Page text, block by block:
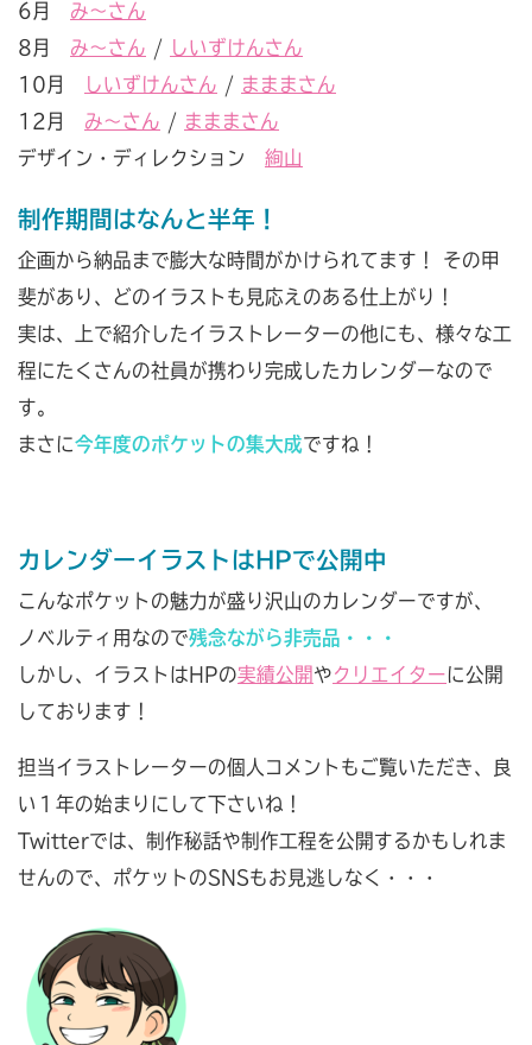
6月 み〜さん
8月 み〜さん /
しいずけんさん
10月
しいずけんさん / まままさん
12月 み〜さん / まままさん
デザイン・ディレクション 絢山
制作期間はなんと半年！
企画から納品まで膨大な時間がかけられてます！ その甲
斐があり、どのイラストも見応えのある仕上がり！
実は、上で紹介したイラストレーターの他にも、様々な工
程にたくさんの社員が携わり完成したカレンダーなので
す。
まさに今年度のポケットの集大成ですね！
カレンダーイラストはHPで公開中
こんなポケットの魅力が盛り沢山のカレンダーですが、
ノベルティ用なので残念ながら非売品・・・
しかし、イラストはHPの実績公開やクリエイターに公開
しております！
担当イラストレーターの個人コメントもご覧いただき、良
い１年の始まりにして下さいね！
Twitterでは、制作秘話や制作工程を公開するかもしれま
せんので、ポケットのSNSもお見逃しなく・・・